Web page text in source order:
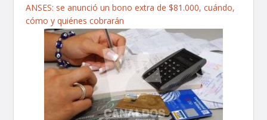
ANSES: se anunció un bono extra de $81.000, cuándo,
cómo y quiénes cobrarán